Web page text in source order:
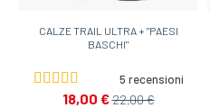
CALZE TRAIL ULTRA + "PAESI
BASCHI"
5 recensioni
18,00 €22,00 €